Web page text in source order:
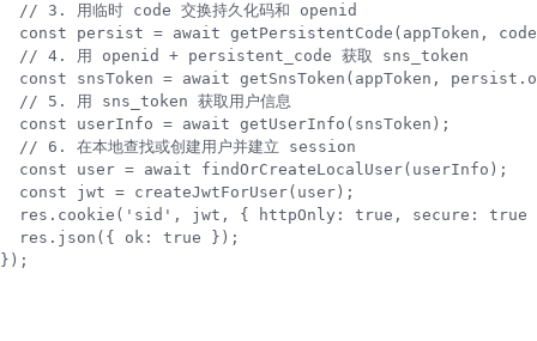
  // 3. 用临时 code 交换持久化码和 openid
const persist = await getPersistentCode(appToken,
  // 4. 用 openid + persistent_code 获取 sns_token
const snsToken = await getSnsToken(appToken,
  // 5. 用 sns_token 获取用户信息
  const userInfo = await getUserInfo(snsToken);
  // 6. 在本地查找或创建用户并建立 session
  const user = await findOrCreateLocalUser(userInfo);
  const jwt = createJwtForUser(user);
res.cookie('sid', jwt, { httpOnly: true, secure: true
  res.json({ ok: true });
});